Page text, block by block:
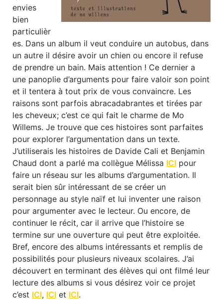
envies
bien
particulièr
es. Dans un album il veut conduire un autobus, dans
un autre il désire avoir un chien ou encore il refuse
de prendre un bain. Mais attention ! Ce dernier a
une panoplie d’arguments pour faire valoir son point
et il tentera à tout prix de vous convaincre. Les
raisons sont parfois abracadabrantes et tirées par
les cheveux; c’est ce qui fait le charme de Mo
Willems. Je trouve que ces histoires sont parfaites
pour explorer l’argumentation dans un texte.
J’utiliserais les histoires de Davide Cali et Benjamin
Chaud dont a parlé ma collègue Mélissa ICI pour
faire un réseau sur les albums d’argumentation. Il
serait bien sûr intéressant de se créer un
personnage au style naïf et lui inventer une raison
pour argumenter avec le lecteur. Ou encore, de
continuer le récit, car il arrive que l’histoire se
termine sur une ouverture qui peut être exploitée.
Bref, encore des albums intéressants et remplis de
possibilités pour plusieurs niveaux scolaires. J’ai
découvert en terminant des élèves qui ont filmé leur
lecture des albums si vous désirez voir ce projet
c’est ICI, ICI et ICI.